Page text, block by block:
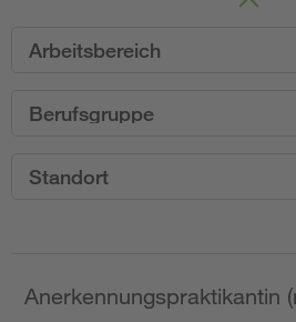
Arbeitsbereich
Berufsgruppe
Standort
Anerkennungspraktikantin